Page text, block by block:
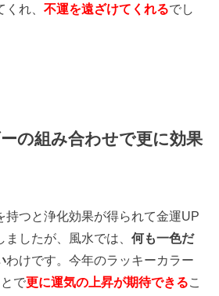
くれ、不運を遠ざけてくれるでし
の組み合わせで更に効果
持つと浄化効果が得られて金運UP
ましたが、風水では、何も一色だ
わけです。今年のラッキーカラー
で更に運気の上昇が期待できるこ